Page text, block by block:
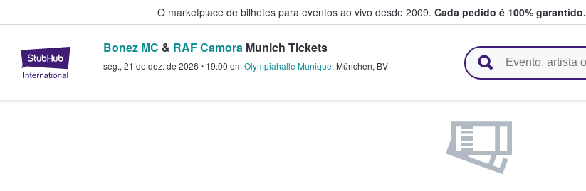
O marketplace de bilhetes para eventos ao vivo desde 2009. Cada pedido é 100% garantido.
StubHub – onde os fãs compram e vendem bilhetes
Bonez MC & RAF Camora Munich Tickets
seg., 21 de dez. de 2026 • 19:00 em Olympiahalle Munique, München, BV